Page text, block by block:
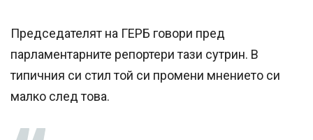
Председателят на ГЕРБ говори пред
парламентарните репортери тази сутрин. В
типичния си стил той си промени мнението си
малко след това.